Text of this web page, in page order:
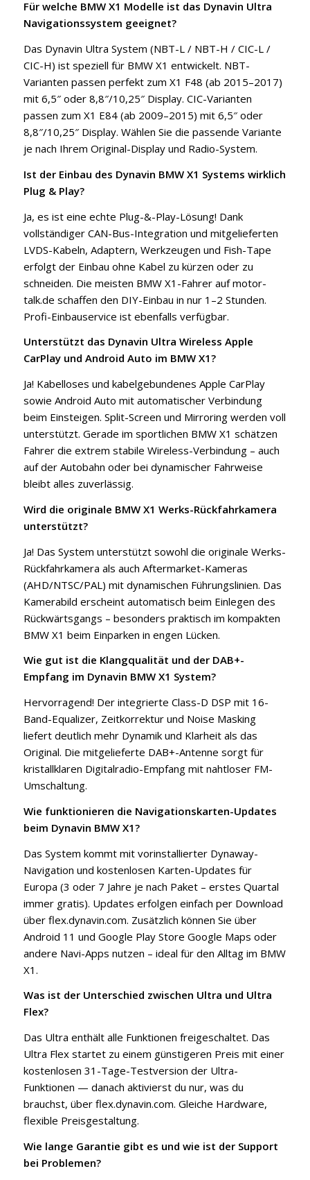
Für welche BMW X1 Modelle ist das Dynavin Ultra
Navigationssystem geeignet?
Das Dynavin Ultra System (NBT-L / NBT-H / CIC-L /
CIC-H) ist speziell für BMW X1 entwickelt. NBT-
Varianten passen perfekt zum X1 F48 (ab 2015–2017)
mit 6,5″ oder 8,8″/10,25″ Display. CIC-Varianten
passen zum X1 E84 (ab 2009–2015) mit 6,5″ oder
8,8″/10,25″ Display. Wählen Sie die passende Variante
je nach Ihrem Original-Display und Radio-System.
Ist der Einbau des Dynavin BMW X1 Systems wirklich
Plug & Play?
Ja, es ist eine echte Plug-&-Play-Lösung! Dank
vollständiger CAN-Bus-Integration und mitgelieferten
LVDS-Kabeln, Adaptern, Werkzeugen und Fish-Tape
erfolgt der Einbau ohne Kabel zu kürzen oder zu
schneiden. Die meisten BMW X1-Fahrer auf motor-
talk.de schaffen den DIY-Einbau in nur 1–2 Stunden.
Profi-Einbauservice ist ebenfalls verfügbar.
Unterstützt das Dynavin Ultra Wireless Apple
CarPlay und Android Auto im BMW X1?
Ja! Kabelloses und kabelgebundenes Apple CarPlay
sowie Android Auto mit automatischer Verbindung
beim Einsteigen. Split-Screen und Mirroring werden voll
unterstützt. Gerade im sportlichen BMW X1 schätzen
Fahrer die extrem stabile Wireless-Verbindung – auch
auf der Autobahn oder bei dynamischer Fahrweise
bleibt alles zuverlässig.
Wird die originale BMW X1 Werks-Rückfahrkamera
unterstützt?
Ja! Das System unterstützt sowohl die originale Werks-
Rückfahrkamera als auch Aftermarket-Kameras
(AHD/NTSC/PAL) mit dynamischen Führungslinien. Das
Kamerabild erscheint automatisch beim Einlegen des
Rückwärtsgangs – besonders praktisch im kompakten
BMW X1 beim Einparken in engen Lücken.
Wie gut ist die Klangqualität und der DAB+-
Empfang im Dynavin BMW X1 System?
Hervorragend! Der integrierte Class-D DSP mit 16-
Band-Equalizer, Zeitkorrektur und Noise Masking
liefert deutlich mehr Dynamik und Klarheit als das
Original. Die mitgelieferte DAB+-Antenne sorgt für
kristallklaren Digitalradio-Empfang mit nahtloser FM-
Umschaltung.
Wie funktionieren die Navigationskarten-Updates
beim Dynavin BMW X1?
Das System kommt mit vorinstallierter Dynaway-
Navigation und kostenlosen Karten-Updates für
Europa (3 oder 7 Jahre je nach Paket – erstes Quartal
immer gratis). Updates erfolgen einfach per Download
über flex.dynavin.com. Zusätzlich können Sie über
Android 11 und Google Play Store Google Maps oder
andere Navi-Apps nutzen – ideal für den Alltag im BMW
X1.
Was ist der Unterschied zwischen Ultra und Ultra
Flex?
Das Ultra enthält alle Funktionen freigeschaltet. Das
Ultra Flex startet zu einem günstigeren Preis mit einer
kostenlosen 31-Tage-Testversion der Ultra-
Funktionen — danach aktivierst du nur, was du
brauchst, über flex.dynavin.com. Gleiche Hardware,
flexible Preisgestaltung.
Wie lange Garantie gibt es und wie ist der Support
bei Problemen?